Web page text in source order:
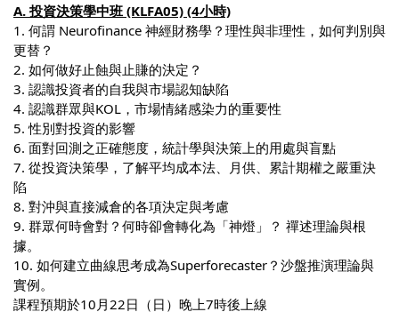
A. 投資決策學中班 (KLFA05) (4小時)
1. 何謂 Neurofinance 神經財務學？理性與非理性，如何判別與
更替？
2. 如何做好止蝕與止賺的決定？
3. 認識投資者的自我與市場認知缺陷
4. 認識群眾與KOL，市場情緒感染力的重要性
5. 性別對投資的影響
6. 面對回測之正確態度，統計學與決策上的用處與盲點
7. 從投資決策學，了解平均成本法、月供、累計期權之嚴重決
陷
8. 對沖與直接減倉的各項決定與考慮
9. 群眾何時會對？何時卻會轉化為「神燈」？ 禪述理論與根
據。
10. 如何建立曲線思考成為Superforecaster？沙盤推演理論與
實例。
課程預期於10月22日（日）晚上7時後上線